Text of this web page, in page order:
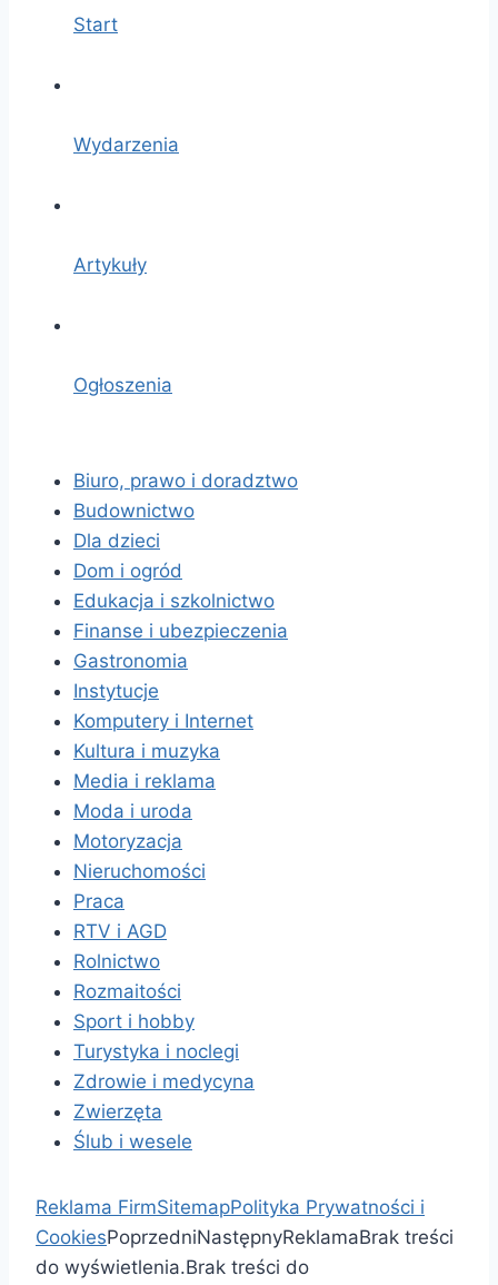
Start
Wydarzenia
Artykuły
Ogłoszenia
Biuro, prawo i doradztwo
Budownictwo
Dla dzieci
Dom i ogród
Edukacja i szkolnictwo
Finanse i ubezpieczenia
Gastronomia
Instytucje
Komputery i Internet
Kultura i muzyka
Media i reklama
Moda i uroda
Motoryzacja
Nieruchomości
Praca
RTV i AGD
Rolnictwo
Rozmaitości
Sport i hobby
Turystyka i noclegi
Zdrowie i medycyna
Zwierzęta
Ślub i wesele
Reklama FirmSitemapPolityka Prywatności i
CookiesPoprzedniNastępnyReklamaBrak treści
do wyświetlenia.Brak treści do